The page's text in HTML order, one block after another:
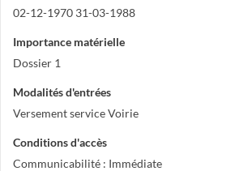
02-12-1970 31-03-1988
Importance matérielle
Dossier 1
Modalités d'entrées
Versement service Voirie
Conditions d'accès
Communicabilité : Immédiate